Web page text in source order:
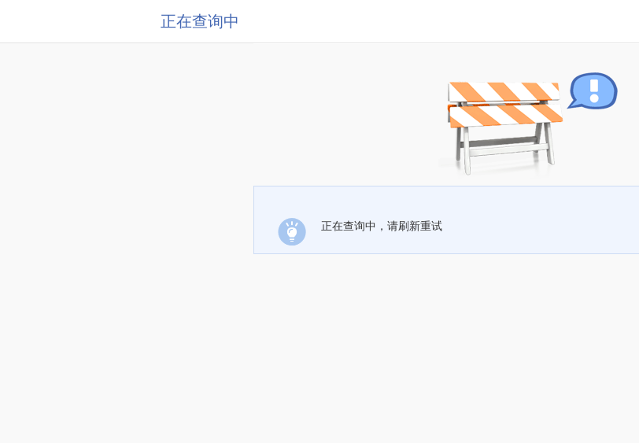
正在查询中
正在查询中，请刷新重试